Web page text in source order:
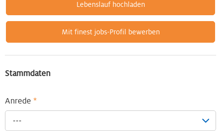
Lebenslauf hochladen
Mit finest jobs-Profil bewerben
Stammdaten
Anrede *
---